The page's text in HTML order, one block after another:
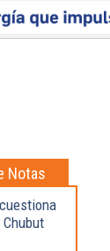
Notas